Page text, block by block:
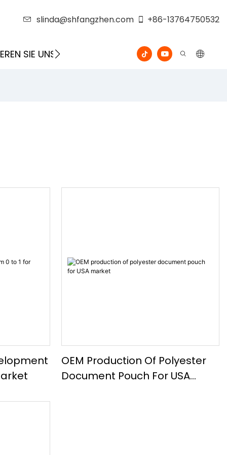
slinda@shfangzhen.com +86-13764750532
SIE UNS
OEM Production Of Polyester
Document Pouch For USA